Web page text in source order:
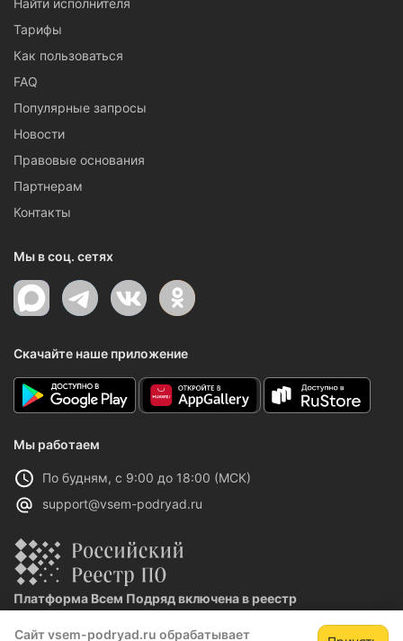
Сайт vsem-podryad.ru обрабатывает
Найти исполнителя
Тарифы
Как пользоваться
FAQ
Популярные запросы
Новости
Правовые основания
Партнерам
Контакты
Мы в соц. сетях
Скачайте наше приложение
Мы работаем
По будням, с 9:00 до 18:00 (МСК)
support@vsem-podryad.ru
Платформа Всем Подряд включена в реестр
Реестровая запись №32021 от 06.02.2026